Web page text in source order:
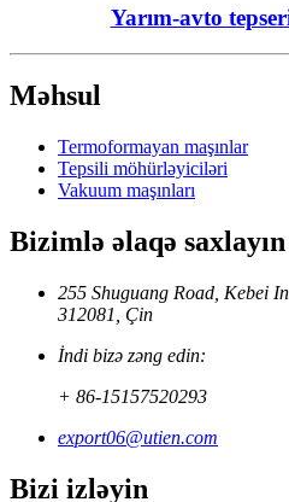
Yarım-avto
Məhsul
Termoformayan maşınlar
Tepsili möhürləyiciləri
Vakuum maşınları
Bizimlə əlaqə saxlayın
255 Shuguang Road, Kebei
312081, Çin
İndi bizə zəng edin:
+ 86-15157520293
export06@utien.com
Bizi izləyin